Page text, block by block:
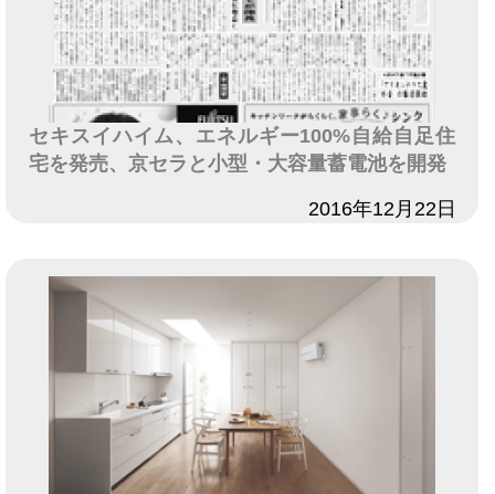
セキスイハイム、エネルギー100%自給自足住
宅を発売、京セラと小型・大容量蓄電池を開発
2016年12月22日